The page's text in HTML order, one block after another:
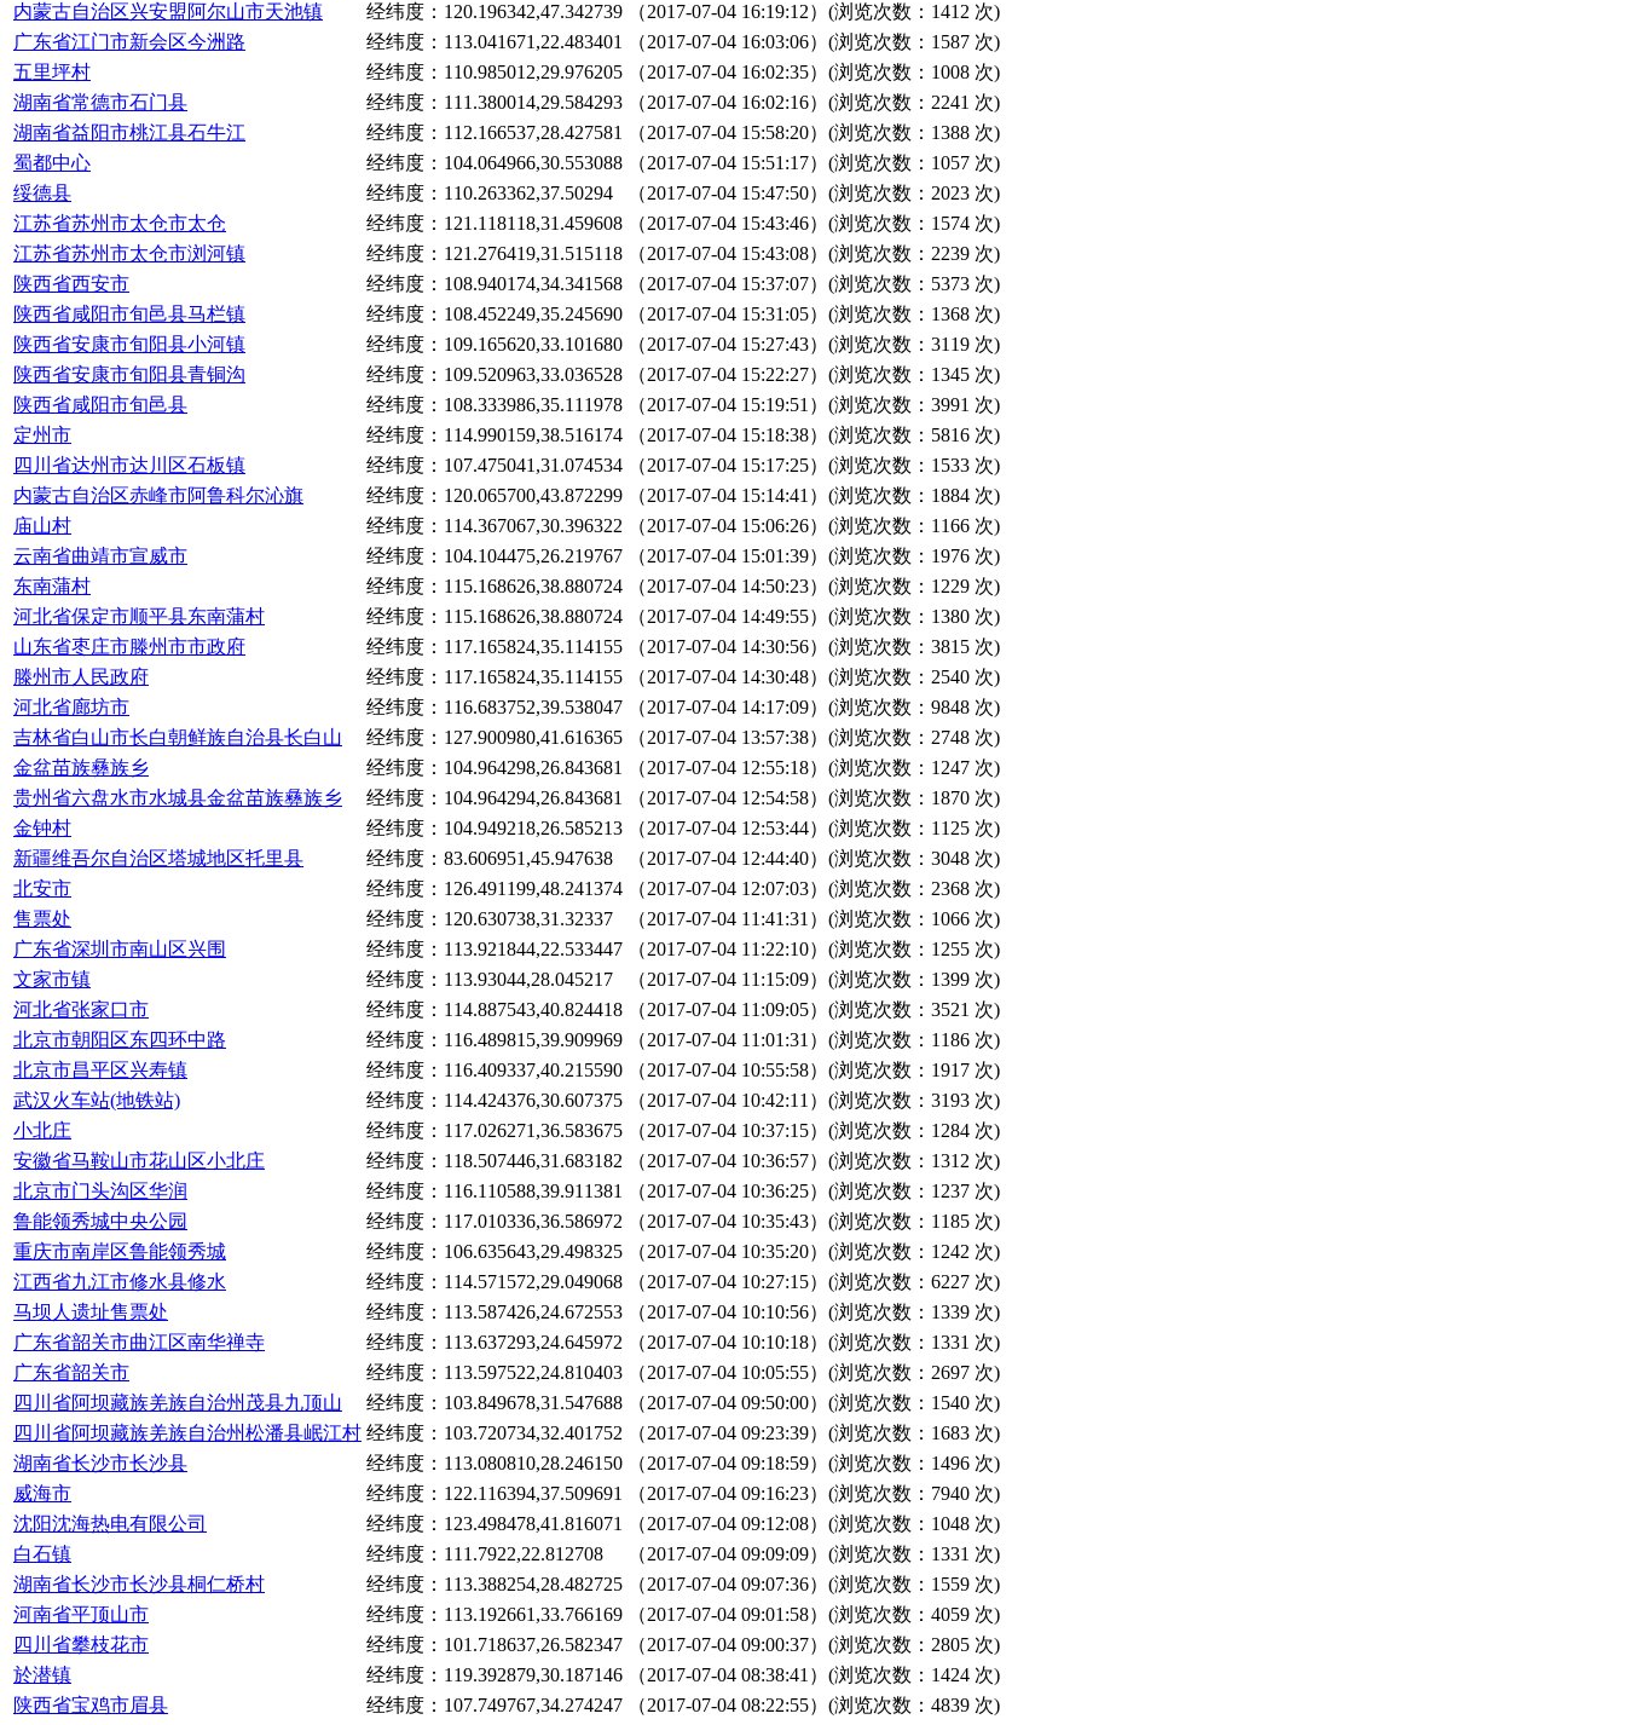
内蒙古自治区兴安盟阿尔山市天池镇
经纬度：120.196342,47.342739
（2017-07-04 16:19:12）(浏览次数：1412 次)
广东省江门市新会区今洲路
经纬度：113.041671,22.483401
（2017-07-04 16:03:06）(浏览次数：1587 次)
五里坪村
经纬度：110.985012,29.976205
（2017-07-04 16:02:35）(浏览次数：1008 次)
湖南省常德市石门县
经纬度：111.380014,29.584293
（2017-07-04 16:02:16）(浏览次数：2241 次)
湖南省益阳市桃江县石牛江
经纬度：112.166537,28.427581
（2017-07-04 15:58:20）(浏览次数：1388 次)
蜀都中心
经纬度：104.064966,30.553088
（2017-07-04 15:51:17）(浏览次数：1057 次)
绥德县
经纬度：110.263362,37.50294
（2017-07-04 15:47:50）(浏览次数：2023 次)
江苏省苏州市太仓市太仓
经纬度：121.118118,31.459608
（2017-07-04 15:43:46）(浏览次数：1574 次)
江苏省苏州市太仓市浏河镇
经纬度：121.276419,31.515118
（2017-07-04 15:43:08）(浏览次数：2239 次)
陕西省西安市
经纬度：108.940174,34.341568
（2017-07-04 15:37:07）(浏览次数：5373 次)
陕西省咸阳市旬邑县马栏镇
经纬度：108.452249,35.245690
（2017-07-04 15:31:05）(浏览次数：1368 次)
陕西省安康市旬阳县小河镇
经纬度：109.165620,33.101680
（2017-07-04 15:27:43）(浏览次数：3119 次)
陕西省安康市旬阳县青铜沟
经纬度：109.520963,33.036528
（2017-07-04 15:22:27）(浏览次数：1345 次)
陕西省咸阳市旬邑县
经纬度：108.333986,35.111978
（2017-07-04 15:19:51）(浏览次数：3991 次)
定州市
经纬度：114.990159,38.516174
（2017-07-04 15:18:38）(浏览次数：5816 次)
四川省达州市达川区石板镇
经纬度：107.475041,31.074534
（2017-07-04 15:17:25）(浏览次数：1533 次)
内蒙古自治区赤峰市阿鲁科尔沁旗
经纬度：120.065700,43.872299
（2017-07-04 15:14:41）(浏览次数：1884 次)
庙山村
经纬度：114.367067,30.396322
（2017-07-04 15:06:26）(浏览次数：1166 次)
云南省曲靖市宣威市
经纬度：104.104475,26.219767
（2017-07-04 15:01:39）(浏览次数：1976 次)
东南蒲村
经纬度：115.168626,38.880724
（2017-07-04 14:50:23）(浏览次数：1229 次)
河北省保定市顺平县东南蒲村
经纬度：115.168626,38.880724
（2017-07-04 14:49:55）(浏览次数：1380 次)
山东省枣庄市滕州市市政府
经纬度：117.165824,35.114155
（2017-07-04 14:30:56）(浏览次数：3815 次)
滕州市人民政府
经纬度：117.165824,35.114155
（2017-07-04 14:30:48）(浏览次数：2540 次)
河北省廊坊市
经纬度：116.683752,39.538047
（2017-07-04 14:17:09）(浏览次数：9848 次)
吉林省白山市长白朝鲜族自治县长白山
经纬度：127.900980,41.616365
（2017-07-04 13:57:38）(浏览次数：2748 次)
金盆苗族彝族乡
经纬度：104.964298,26.843681
（2017-07-04 12:55:18）(浏览次数：1247 次)
贵州省六盘水市水城县金盆苗族彝族乡
经纬度：104.964294,26.843681
（2017-07-04 12:54:58）(浏览次数：1870 次)
金钟村
经纬度：104.949218,26.585213
（2017-07-04 12:53:44）(浏览次数：1125 次)
新疆维吾尔自治区塔城地区托里县
经纬度：83.606951,45.947638
（2017-07-04 12:44:40）(浏览次数：3048 次)
北安市
经纬度：126.491199,48.241374
（2017-07-04 12:07:03）(浏览次数：2368 次)
售票处
经纬度：120.630738,31.32337
（2017-07-04 11:41:31）(浏览次数：1066 次)
广东省深圳市南山区兴围
经纬度：113.921844,22.533447
（2017-07-04 11:22:10）(浏览次数：1255 次)
文家市镇
经纬度：113.93044,28.045217
（2017-07-04 11:15:09）(浏览次数：1399 次)
河北省张家口市
经纬度：114.887543,40.824418
（2017-07-04 11:09:05）(浏览次数：3521 次)
北京市朝阳区东四环中路
经纬度：116.489815,39.909969
（2017-07-04 11:01:31）(浏览次数：1186 次)
北京市昌平区兴寿镇
经纬度：116.409337,40.215590
（2017-07-04 10:55:58）(浏览次数：1917 次)
武汉火车站(地铁站)
经纬度：114.424376,30.607375
（2017-07-04 10:42:11）(浏览次数：3193 次)
小北庄
经纬度：117.026271,36.583675
（2017-07-04 10:37:15）(浏览次数：1284 次)
安徽省马鞍山市花山区小北庄
经纬度：118.507446,31.683182
（2017-07-04 10:36:57）(浏览次数：1312 次)
北京市门头沟区华润
经纬度：116.110588,39.911381
（2017-07-04 10:36:25）(浏览次数：1237 次)
鲁能领秀城中央公园
经纬度：117.010336,36.586972
（2017-07-04 10:35:43）(浏览次数：1185 次)
重庆市南岸区鲁能领秀城
经纬度：106.635643,29.498325
（2017-07-04 10:35:20）(浏览次数：1242 次)
江西省九江市修水县修水
经纬度：114.571572,29.049068
（2017-07-04 10:27:15）(浏览次数：6227 次)
马坝人遗址售票处
经纬度：113.587426,24.672553
（2017-07-04 10:10:56）(浏览次数：1339 次)
广东省韶关市曲江区南华禅寺
经纬度：113.637293,24.645972
（2017-07-04 10:10:18）(浏览次数：1331 次)
广东省韶关市
经纬度：113.597522,24.810403
（2017-07-04 10:05:55）(浏览次数：2697 次)
四川省阿坝藏族羌族自治州茂县九顶山
经纬度：103.849678,31.547688
（2017-07-04 09:50:00）(浏览次数：1540 次)
四川省阿坝藏族羌族自治州松潘县岷江村 经纬度：103.720734,32.401752
（2017-07-04 09:23:39）(浏览次数：1683 次)
湖南省长沙市长沙县
经纬度：113.080810,28.246150
（2017-07-04 09:18:59）(浏览次数：1496 次)
威海市
经纬度：122.116394,37.509691
（2017-07-04 09:16:23）(浏览次数：7940 次)
沈阳沈海热电有限公司
经纬度：123.498478,41.816071
（2017-07-04 09:12:08）(浏览次数：1048 次)
白石镇
经纬度：111.7922,22.812708
（2017-07-04 09:09:09）(浏览次数：1331 次)
湖南省长沙市长沙县桐仁桥村
经纬度：113.388254,28.482725
（2017-07-04 09:07:36）(浏览次数：1559 次)
河南省平顶山市
经纬度：113.192661,33.766169
（2017-07-04 09:01:58）(浏览次数：4059 次)
四川省攀枝花市
经纬度：101.718637,26.582347
（2017-07-04 09:00:37）(浏览次数：2805 次)
於潜镇
经纬度：119.392879,30.187146
（2017-07-04 08:38:41）(浏览次数：1424 次)
陕西省宝鸡市眉县
经纬度：107.749767,34.274247 （2017-07-04 08:22:55）(浏览次数：4839 次)